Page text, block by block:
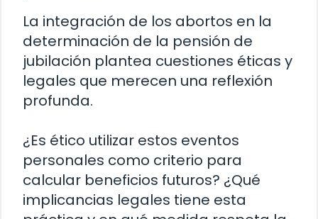
La integración de los abortos en la
determinación de la pensión de
jubilación plantea cuestiones éticas y
legales que merecen una reflexión
profunda.
¿Es ético utilizar estos eventos
personales como criterio para
calcular beneficios futuros? ¿Qué
implicancias legales tiene esta